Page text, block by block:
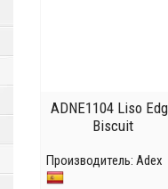
ADNE1104 Liso
Biscuit
Производитель: Adex